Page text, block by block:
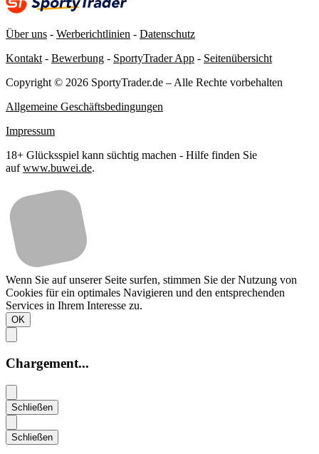
Über uns - Werberichtlinien - Datenschutz
Kontakt - Bewerbung - SportyTrader App - Seitenübersicht
Copyright © 2026 SportyTrader.de – Alle Rechte vorbehalten
Allgemeine Geschäftsbedingungen
Impressum
18+ Glücksspiel kann süchtig machen - Hilfe finden Sie
aufwww.buwei.de.
Wenn Sie auf unserer Seite surfen, stimmen Sie der Nutzung von
Cookies für ein optimales Navigieren und den entsprechenden
Services in Ihrem Interesse zu.
OK
Chargement...
Schließen
Schließen